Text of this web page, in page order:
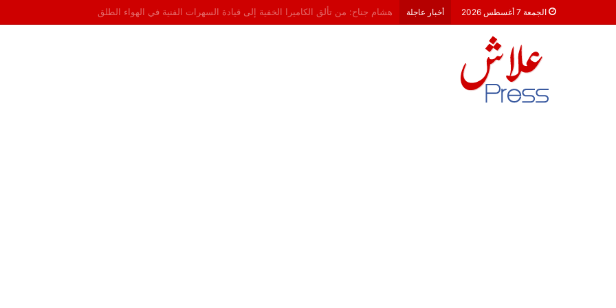
الجمعة 7 أغسطس 2026 أخبار عاجلة معركة 23 شتنبر 2026: هل أصبحت الأحزاب السياسية مجرد محطات لـ “الترحال الانتخابي”؟